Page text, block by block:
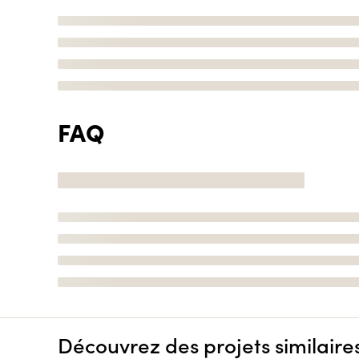
FAQ
Découvrez des projets